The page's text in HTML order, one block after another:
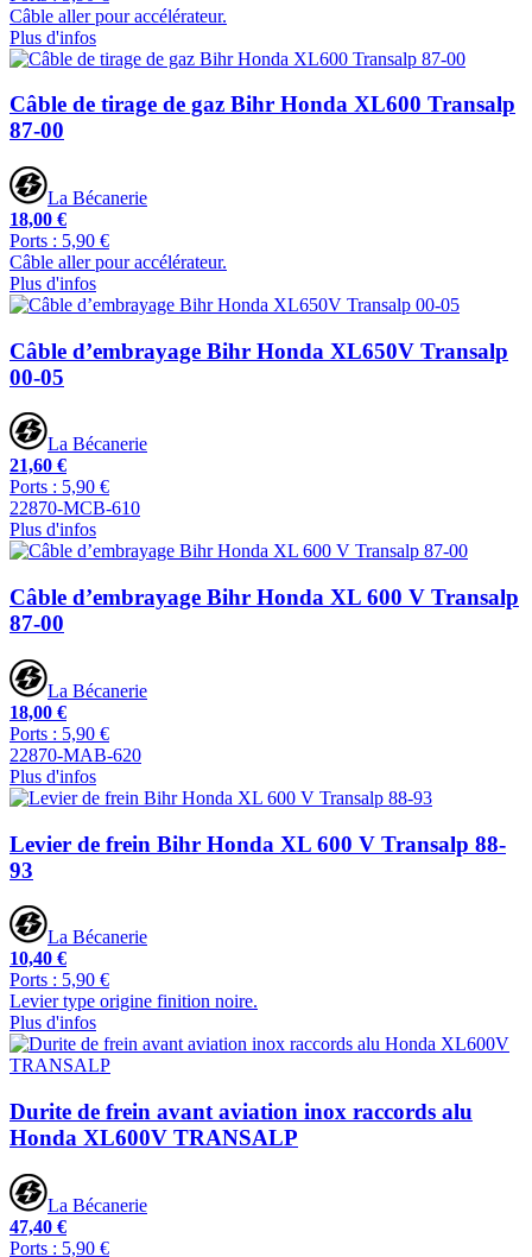
Câble aller pour accélérateur.
Plus d'infos
Câble de tirage de gaz Bihr Honda XL600 Transalp
87-00
La Bécanerie
18,00 €
Ports : 5,90 €
Câble aller pour accélérateur.
Plus d'infos
Câble d’embrayage Bihr Honda XL650V Transalp
00-05
La Bécanerie
21,60 €
Ports : 5,90 €
22870-MCB-610
Plus d'infos
Câble d’embrayage Bihr Honda XL 600 V Transalp
87-00
La Bécanerie
18,00 €
Ports : 5,90 €
22870-MAB-620
Plus d'infos
Levier de frein Bihr Honda XL 600 V Transalp 88-
93
La Bécanerie
10,40 €
Ports : 5,90 €
Levier type origine finition noire.
Plus d'infos
Durite de frein avant aviation inox raccords alu
Honda XL600V TRANSALP
La Bécanerie
47,40 €
Ports : 5,90 €